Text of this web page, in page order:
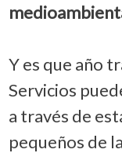
Y es que año
Servicios
a través de
pequeños de